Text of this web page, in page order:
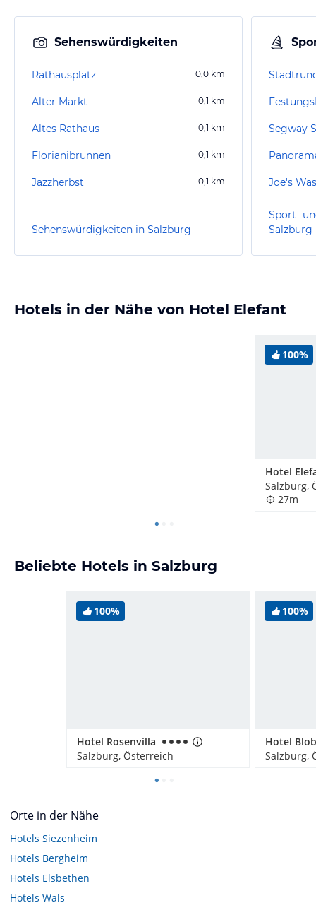
Sehenswürdigkeiten
Rathausplatz 0,0 km
Alter Markt 0,1 km
Altes Rathaus 0,1 km
Florianibrunnen 0,1 km
Jazzherbst 0,1 km
Sehenswürdigkeiten in Salzburg
Segway
Sport-
Salzburg
Hotels in der Nähe von Hotel Elefant
100%
Salzburg,
27m
Beliebte Hotels in Salzburg
100%
Hotel Rosenvilla
Salzburg, Österreich
100%
Hotel
Salzburg,
Orte in der Nähe
Hotels Siezenheim
Hotels Bergheim
Hotels Elsbethen
Hotels Wals